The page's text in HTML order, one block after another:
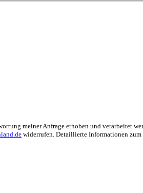
meiner Anfrage erhoben und verarbeitet
widerrufen. Detaillierte Informationen